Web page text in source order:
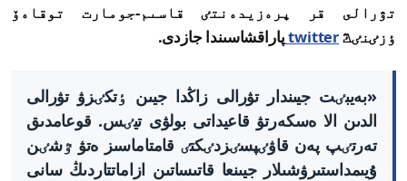
تۋرالى قر پرەزيدەنتٸ قاسىم-جومارت توقاەۆ
ٶزٸنٸڭtwitterپاراقشاسىندا جازدى.
«بەيبٸت جيىندار تۋرالى زاڭدا جيىن ٶتكٸزۋ تۋرالى
الدىن الا ەسكەرتۋ قاعيداتى بولۋى تيٸس. قوعامدىق
تەرتٸپ پەن قاۋٸپسٸزدٸكتٸ قامتاماسىز ەتۋ ٷشٸن
ۇيىمداستىرۋشىلار جيىنعا قاتىساتىن ازاماتتاردىڭ سانى